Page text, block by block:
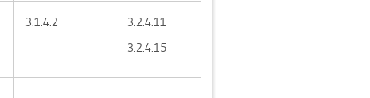
3.​1.​4.​2
3.​2.​4.​11
3.​2.​4.​15